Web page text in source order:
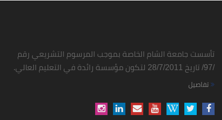
تأسست جامعة الشام الخاصة بموجب المرسوم التشريعي رقم
/97/ تاريخ 28/7/2011 لتكون مؤسسة رائدة في التعليم العالي.
تفاصيل